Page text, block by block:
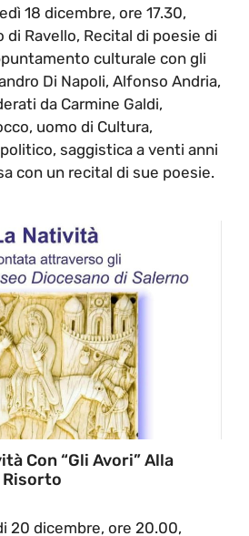
18 dicembre, ore 17.30,
di Ravello, Recital di poesie di
culturale con gli
Di Napoli, Alfonso Andria,
da Carmine Galdi,
uomo di Cultura,
saggistica a venti anni
con un recital di sue poesie.
Con “Gli Avori” Alla
Risorto
20 dicembre, ore 20.00,